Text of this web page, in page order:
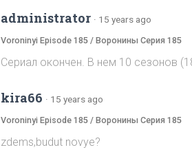
administrator · 15 years ago
Voroninyi Episode 185 / Воронины Серия 185
Сериал окончен. В нем 10 сезонов
kira66 · 15 years ago
Voroninyi Episode 185 / Воронины Серия 185
zdems,budut novye?